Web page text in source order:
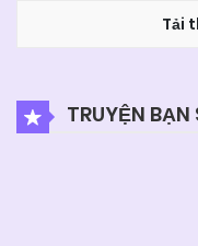
05/06/2025
Chapter 11
Tải
TRUYỆN